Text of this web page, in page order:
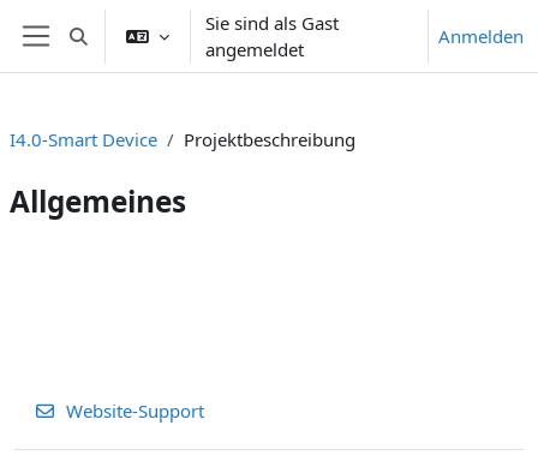
Zum Hauptinhalt
Website-Übersicht
Sucheingabe umschalten
Sie sind als Gast
angemeldet
Anmelden
I4.0-Smart Device Projektbeschreibung
Allgemeines
Website-Support